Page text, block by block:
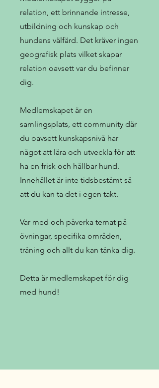
relation, ett brinnande intresse,
utbildning och kunskap och
hundens välfärd. Det kräver ingen
geografisk plats vilket skapar
relation oavsett var du befinner
dig.
Medlemskapet är en
samlingsplats, ett community där
du oavsett kunskapsnivå har
något att lära och utveckla för att
ha en frisk och hållbar hund.
Innehållet är inte tidsbestämt så
att du kan ta det i egen takt.
Var med och påverka temat på
övningar, specifika områden,
träning och allt du kan tänka dig.
Detta är medlemskapet för dig
med hund!